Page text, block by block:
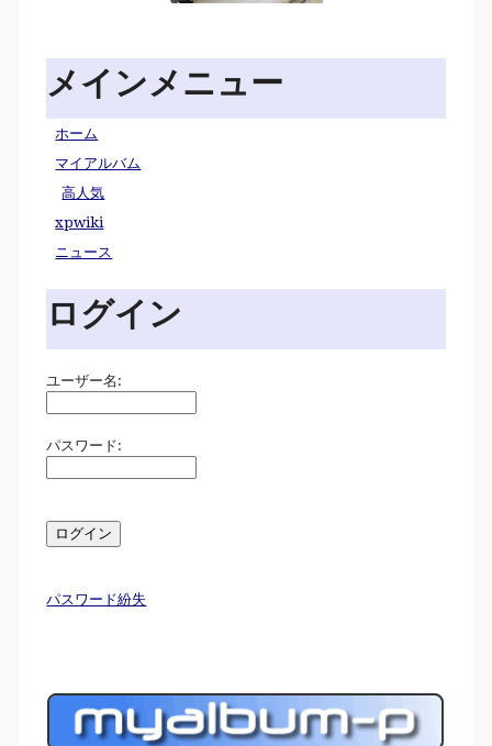
メインメニュー
ホーム
マイアルバム
高人気
xpwiki
ニュース
ログイン
ユーザー名:
パスワード:
パスワード紛失